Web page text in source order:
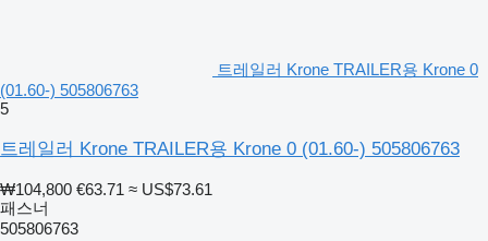
트레일러 Krone TRAILER용 Krone 0
(01.60-) 505806763
5
트레일러 Krone TRAILER용 Krone 0 (01.60-) 505806763
₩104,800 €63.71 ≈ US$73.61
패스너
505806763